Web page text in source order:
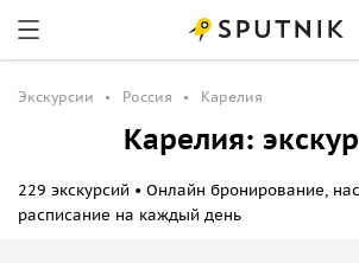
Экскурсии Россия Карелия
Карелия:
229 экскурсий • Онлайн бронирование,
расписание на каждый день